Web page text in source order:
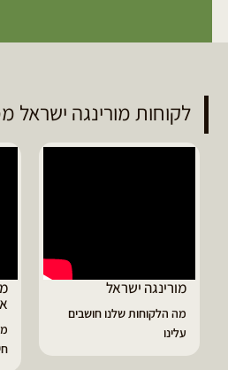
לקוחות מורינגה ישראל
מורינגה ישראל
מה הלקוחות שלנו חושבים
עלינו